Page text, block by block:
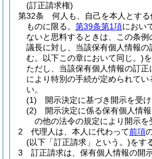
(訂正請求権)
第32条
何人も、自己を本人とす
ものに限る。 第39条第1項におい
ないと思料するときは、この条例
議長に対し、当該保有個人情報の
む。以下この章において同じ。)
ただし、当該保有個人情報の訂
により特別の手続が定められて
い。
(1)
開示決定に基づき開示を受
(2)
開示決定に係る保有個人情報
の他の法令の規定により開示を
2
代理人は、本人に代わって前項
(以下「訂正請求」という。)をす
3
訂正請求は、保有個人情報の開